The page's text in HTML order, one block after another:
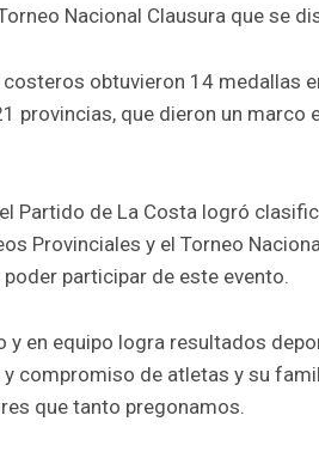
Nacional Clausura que se
obtuvieron 14 medallas
provincias, que dieron un marco
Partido de La Costa logró
Provinciales y el Torneo
participar de este evento.
y en equipo logra resultados
compromiso de atletas y su
que tanto pregonamos.